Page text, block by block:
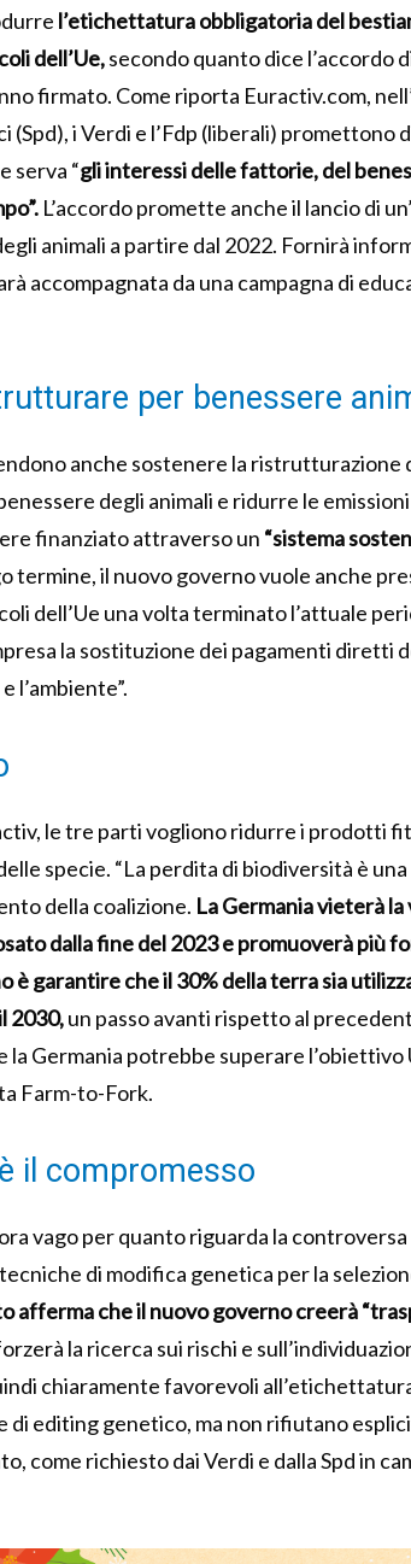
l’etichettatura obbligatoria del
dell’Ue,secondo quanto dice l’accordo
firmato. Come riporta Euractiv.com,
(Spd), i Verdi e l’Fdp (liberali) promettono
serva “gli interessi delle fattorie, del
L’accordo promette anche il lancio di
animali a partire dal 2022. Fornirà
accompagnata da una campagna di
per benessere
anche sostenere la ristrutturazione
degli animali e ridurre le
finanziato attraverso un “sistema
termine, il nuovo governo vuole anche
dell’Ue una volta terminato l’attuale
la sostituzione dei pagamenti diretti
l’ambiente”.
le tre parti vogliono ridurre i prodotti
specie. “La perdita di biodiversità è
della coalizione. La Germania vieterà
dalla fine del 2023 e promuoverà più
è garantire che il 30% della terra sia
2030,un passo avanti rispetto al
Germania potrebbe superare l’obiettivo
Farm-to-Fork.
il compromesso
vago per quanto riguarda la
di modifica genetica per la
afferma che il nuovo governo creerà
la ricerca sui rischi e
chiaramente favorevoli
di editing genetico, ma non rifiutano
come richiesto dai Verdi e dalla Spd in